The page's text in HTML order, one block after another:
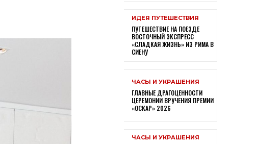
ИДЕЯ ПУТЕШЕСТВИЯ
ПУТЕШЕСТВИЕ НА ПОЕЗДЕ
ВОСТОЧНЫЙ ЭКСПРЕСС
«СЛАДКАЯ ЖИЗНЬ» ИЗ РИМА В
СИЕНУ
ЧАСЫ И УКРАШЕНИЯ
ГЛАВНЫЕ ДРАГОЦЕННОСТИ
ЦЕРЕМОНИИ ВРУЧЕНИЯ ПРЕМИИ
«ОСКАР» 2026
ЧАСЫ И УКРАШЕНИЯ